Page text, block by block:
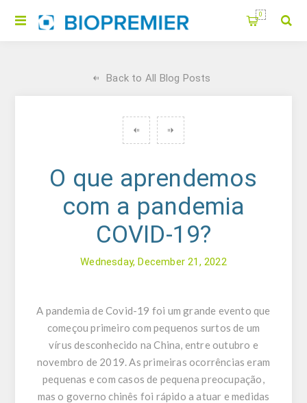
0
Back to All Blog Posts
O que aprendemos
com a pandemia
COVID-19?
Wednesday, December 21, 2022
A pandemia de Covid-19 foi um grande evento que
começou primeiro com pequenos surtos de um
vírus desconhecido na China, entre outubro e
novembro de 2019. As primeiras ocorrências eram
pequenas e com casos de pequena preocupação,
mas o governo chinês foi rápido a atuar e medidas